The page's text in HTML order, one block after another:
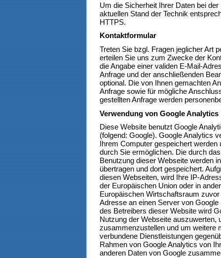
Um die Sicherheit Ihrer Daten bei
aktuellen Stand der Technik
HTTPS.
Kontaktformular
Treten Sie bzgl. Fragen jeglicher Art
erteilen Sie uns zum Zwecke der
die Angabe einer validen E-Mail-
Anfrage und der anschließenden
optional. Die von Ihnen gemachten
Anfrage sowie für mögliche
gestellten Anfrage werden
Verwendung von Google Analytics
Diese Website benutzt Google
(folgend: Google). Google Analytics
Ihrem Computer gespeichert werden
durch Sie ermöglichen. Die durch
Benutzung dieser Webseite werden
übertragen und dort gespeichert.
diesen Webseiten, wird Ihre IP-
der Europäischen Union oder in
Europäischen Wirtschaftsraum
Adresse an einen Server von
des Betreibers dieser Website wird
Nutzung der Webseite auszuwerten,
zusammenzustellen und um weitere
verbundene Dienstleistungen
Rahmen von Google Analytics von
anderen Daten von Google